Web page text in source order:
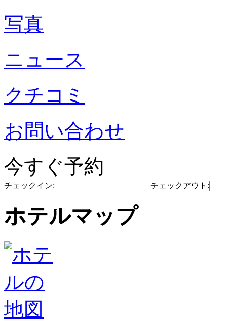
写真
ニュース
クチコミ
お問い合わせ
今すぐ予約
チェックイン: チェックアウト:
ホテルマップ